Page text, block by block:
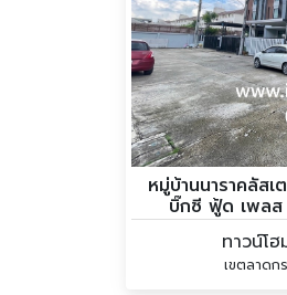
หมู่บ้านนาราคลัส
บิ๊กซี ฟู้ด เพลส
เกล้า64 ถน
ทาวน์โ
เขตลาดก